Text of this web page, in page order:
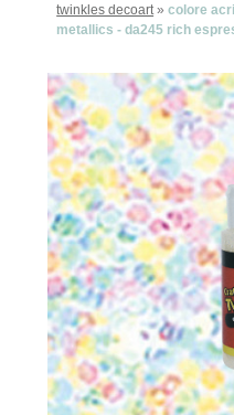
twinkles decoart »colore
metallics - da245 rich